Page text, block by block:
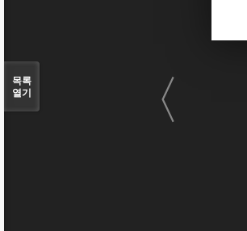
〈
목록
열기